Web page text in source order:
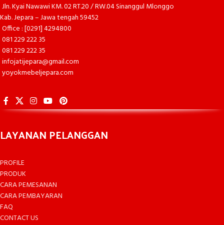
Jln. Kyai Nawawi KM. 02 RT.20 / RW.04 Sinanggul Mlonggo
Kab. Jepara – Jawa tengah 59452
Office : [0291] 4294800
081 229 222 35
081 229 222 35
infojatijepara@gmail.com
yoyokmebeljepara.com
LAYANAN PELANGGAN
PROFILE
PRODUK
CARA PEMESANAN
CARA PEMBAYARAN
FAQ
CONTACT US